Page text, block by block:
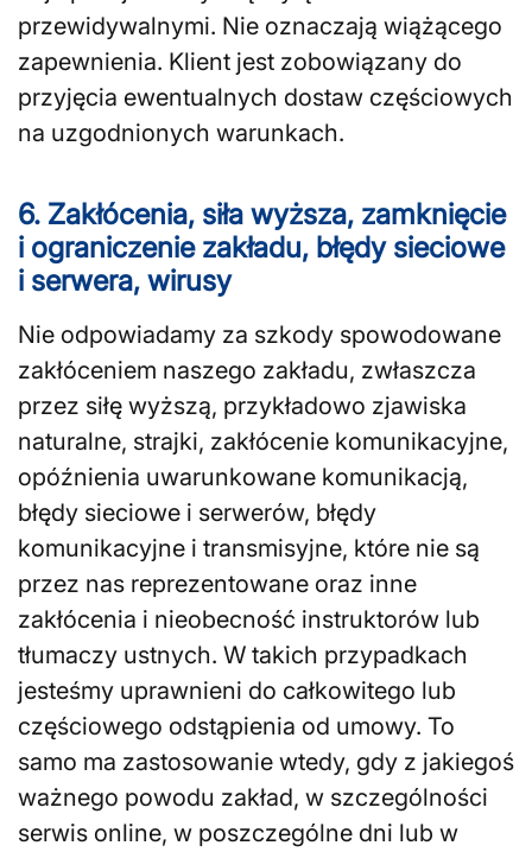
przewidywalnymi. Nie oznaczają wiążącego
zapewnienia. Klient jest zobowiązany do
przyjęcia ewentualnych dostaw częściowych
na uzgodnionych warunkach.
6. Zakłócenia, siła wyższa, zamknięcie
i ograniczenie zakładu, błędy sieciowe
i serwera, wirusy
Nie odpowiadamy za szkody spowodowane
zakłóceniem naszego zakładu, zwłaszcza
przez siłę wyższą, przykładowo zjawiska
naturalne, strajki, zakłócenie komunikacyjne,
opóźnienia uwarunkowane komunikacją,
błędy sieciowe i serwerów, błędy
komunikacyjne i transmisyjne, które nie są
przez nas reprezentowane oraz inne
zakłócenia i nieobecność instruktorów lub
tłumaczy ustnych. W takich przypadkach
jesteśmy uprawnieni do całkowitego lub
częściowego odstąpienia od umowy. To
samo ma zastosowanie wtedy, gdy z jakiegoś
ważnego powodu zakład, w szczególności
serwis online, w poszczególne dni lub w